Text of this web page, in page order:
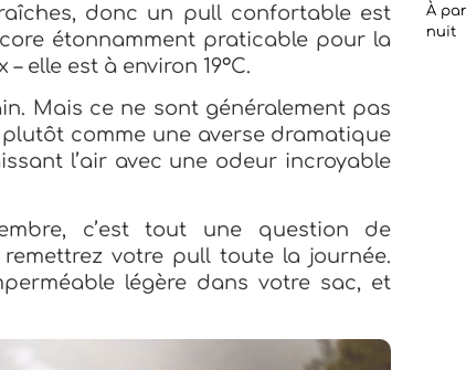
donc un pull confortable est
étonnamment praticable pour la
elle est à environ 19°C.
Mais ce ne sont généralement pas
comme une averse dramatique
l’air avec une odeur incroyable
c’est tout une question de
votre pull toute la journée.
légère dans votre sac, et
À
nuit